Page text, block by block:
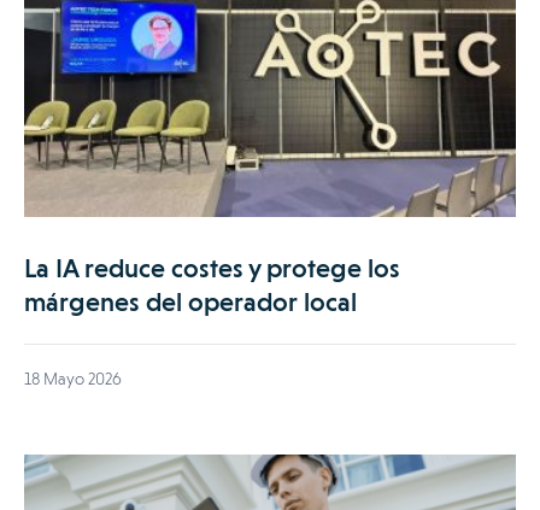
La IA reduce costes y protege los
márgenes del operador local
18 Mayo 2026